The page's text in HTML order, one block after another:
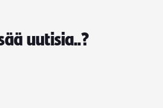
uutisia..?